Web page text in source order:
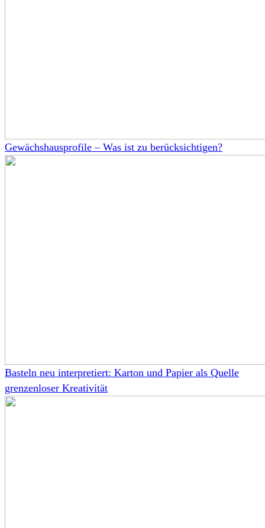
Gewächshausprofile – Was ist zu berücksichtigen?
Basteln neu interpretiert: Karton und Papier als Quelle
grenzenloser Kreativität